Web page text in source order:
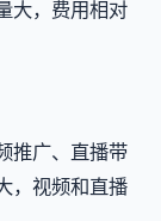
大，费用相对
推广、直播带
，视频和直播